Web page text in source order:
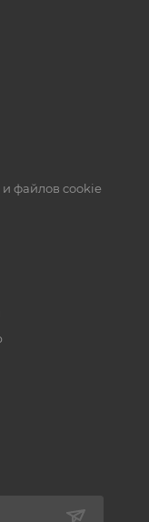
файлов cookie